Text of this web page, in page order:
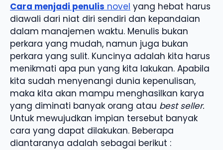
Cara menjadi penulis novel yang hebat harus
diawali dari niat diri sendiri dan kepandaian
dalam manajemen waktu. Menulis bukan
perkara yang mudah, namun juga bukan
perkara yang sulit. Kuncinya adalah kita harus
menikmati apa pun yang kita lakukan. Apabila
kita sudah menyenangi dunia kepenulisan,
maka kita akan mampu menghasilkan karya
yang diminati banyak orang atau best seller.
Untuk mewujudkan impian tersebut banyak
cara yang dapat dilakukan. Beberapa
diantaranya adalah sebagai berikut :